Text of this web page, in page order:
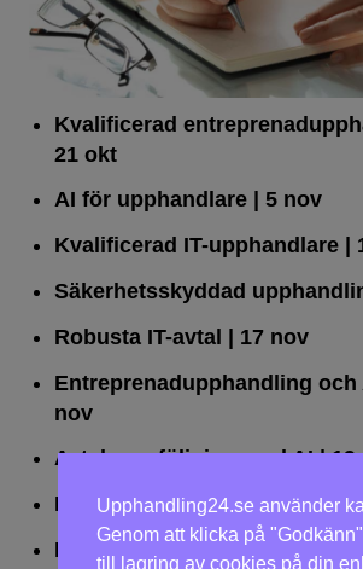
Kvalificerad
21 okt
AI för upphandlare| 5 nov
Kvalificerad IT-upphandlare|
Säkerhetsskyddad
Robusta IT-avtal | 17 nov
Entreprenadupphandling och
nov
Avtalsuppföljning med AI| 19
Leda upphandlingar effektivt|
Dialogförfaranden | 26 nov
Upphandling24.se använder
Genom att klicka på
till lagring av cookies på din